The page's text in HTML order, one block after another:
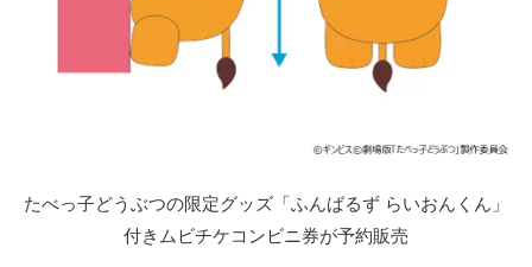
たべっ子どうぶつの限定グッズ「ふんばるず らいおんくん」
付きムビチケコンビニ券が予約販売